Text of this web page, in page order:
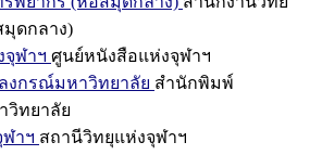
ดกลาง)
ฬาฯ ศูนย์หนังสือแห่งจุฬาฯ
งกรณ์มหาวิทยาลัย สำนักพิมพ์
วิทยาลัย
าฯ สถานีวิทยุแห่งจุฬาฯ